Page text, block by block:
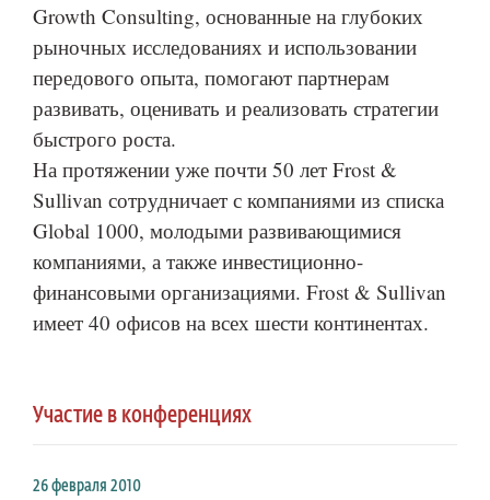
Growth Consulting, основанные на глубоких
рыночных исследованиях и использовании
передового опыта, помогают партнерам
развивать, оценивать и реализовать стратегии
быстрого роста.
На протяжении уже почти 50 лет Frost &
Sullivan сотрудничает с компаниями из списка
Global 1000, молодыми развивающимися
компаниями, а также инвестиционно-
финансовыми организациями. Frost & Sullivan
имеет 40 офисов на всех шести континентах.
Участие в конференциях
26 февраля 2010